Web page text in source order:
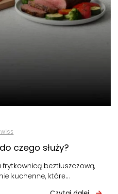
czego służy?
beztłuszczową,
kuchenne, które